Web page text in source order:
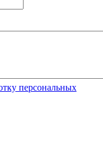
персональных